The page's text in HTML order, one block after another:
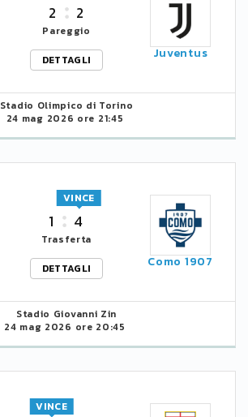
2 2
Pareggio
DETTAGLI
Juventus
Stadio Olimpico di Torino
24 mag 2026 ore 21:45
1 4
VINCE
Trasferta
DETTAGLI
Como 1907
Stadio Giovanni Zin
24 mag 2026 ore 20:45
VINCE